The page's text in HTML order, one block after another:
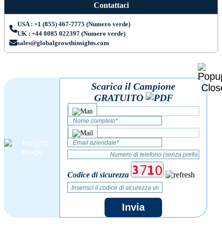
Contattaci
USA : +1 (855) 467-7775 (Numero verde)
UK : +44 8085 022397 (Numero verde)
sales@globalgrowthinsights.com
Scarica il Campione
GRATUITO
Codice di sicurezza
Invia